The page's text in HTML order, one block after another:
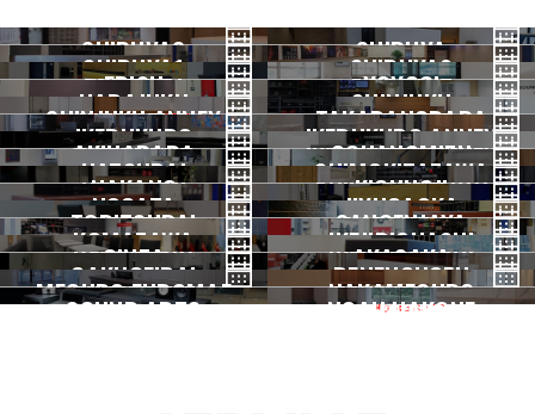
SHIBUYA3
渋谷3号
2026.07 OPEN
SHIBUYA
渋谷本店
SHIBUYA1
渋谷1号
SHIBUYA2
渋谷2号
EBISU
恵比寿
YOYOGI
代々木
HARAJUKU
原宿
SHINJUKU
新宿
SHINJUKU ANNEX
新宿ANNEX
TAKADANOBABA
高田馬場
IKEBUKURO
池袋
IKEBUKURO ANNEX
池袋ANNEX
AKIHABARA
秋葉原
OCHANOMIZU
御茶ノ水
HATSUDAI
初台
SHIMOKITAZAWA
下北沢
NAKANO
中野
KICHIJOJI
吉祥寺
NOGATA
野方
JIYUGAOKA
自由が丘
TORITSUDAI
都立大
SANGENJAYA
三軒茶屋
KOMAZAWA
駒沢
IKEJIRIOHASHI
池尻大橋
一時閉店中
GINZA
銀座
AKASAKA
赤坂
GAKUGEIDAI
学芸大
DENENCHOFU
田園調布
MEGURO FUDOMAE NAKAMEGURO
SOUND ARTS NOAH HAKONE